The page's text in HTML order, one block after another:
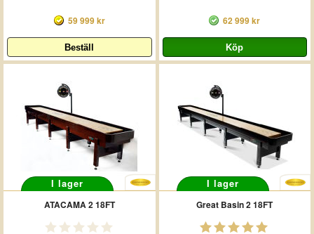
59 999 kr 62 999 kr
I lager
ATACAMA 2 18FT
I lager
Great Basin 2 18FT